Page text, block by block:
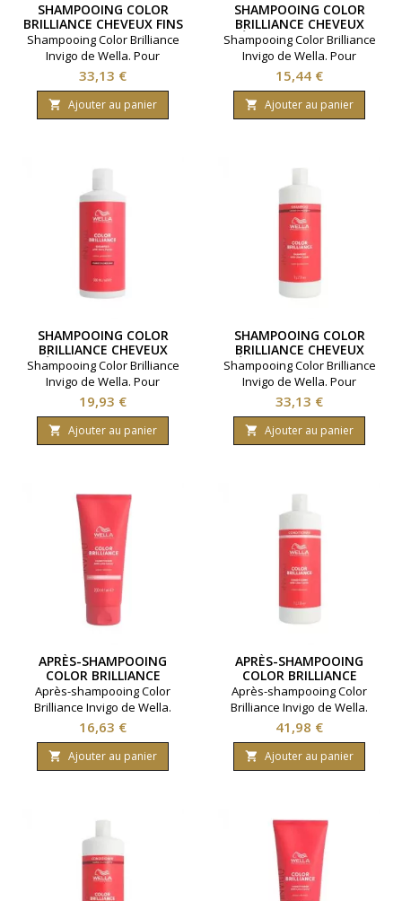
SHAMPOOING COLOR
BRILLIANCE CHEVEUX FINS
WELLA 1000ML
Shampooing Color Brilliance
Invigo de Wella. Pour
cheveux fins à moyen.
Préserve l'éclat de la
coloration. Contenance
1000ml.
Prix
33,13 €
 Ajouter au panier
SHAMPOOING COLOR
BRILLIANCE CHEVEUX
ÉPAIS WELLA 300ML
Shampooing Color Brilliance
Invigo de Wella. Pour
cheveux épais et colorés.
Préserve l'éclat de la
coloration. Contenance
300ml.
Prix
15,44 €
 Ajouter au panier
SHAMPOOING COLOR
BRILLIANCE CHEVEUX
ÉPAIS WELLA 500ML
Shampooing Color Brilliance
Invigo de Wella. Pour
cheveux épais et colorés.
Préserve l'éclat de la
coloration. Contenance
500ml.
Prix
19,93 €
 Ajouter au panier
SHAMPOOING COLOR
BRILLIANCE CHEVEUX
ÉPAIS WELLA 1000ML
Shampooing Color Brilliance
Invigo de Wella. Pour
cheveux épais et colorés.
Préserve l'éclat de la
coloration. Contenance
1000ml.
Prix
33,13 €
 Ajouter au panier
APRÈS-SHAMPOOING
COLOR BRILLIANCE
CHEVEUX FINS WELLA
200ML
Après-shampooing Color
Brilliance Invigo de Wella.
Pour cheveux fins à moyens.
Préserve l'éclat de la
coloration jusqu'à 7
semaines. Contenance 200ml.
Prix
16,63 €
 Ajouter au panier
APRÈS-SHAMPOOING
COLOR BRILLIANCE
CHEVEUX FINS WELLA
1000ML
Après-shampooing Color
Brilliance Invigo de Wella.
Pour cheveux fins à moyens.
Préserve l'éclat de la
coloration jusqu'à 7
semaines. Contenance
Prix
41,98 €
 Ajouter au panier